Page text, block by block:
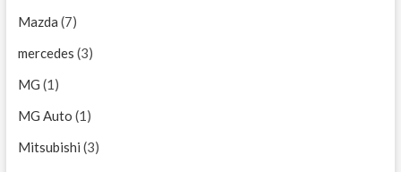
Mazda (7)
mercedes (3)
MG (1)
MG Auto (1)
Mitsubishi (3)